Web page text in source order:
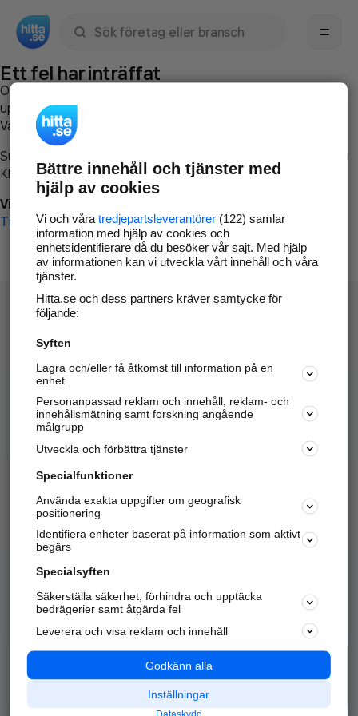
Ett fel har inträffat
Om du vill kan du
uppstod så att vi lättare och snabbare kan avhjälpa det.
Vänligen försök med följande:
Surfa till
Klicka påTillbaka-knappen i webbläsaren och försök igen
Vi beklagar besväret!
Till startsidan
Hitta.se - Gratis nummerupplysning.
Sök företag, personer och platser.
Hitta telefonnummer, adresser, företagsinfo mm.
Marknadsför företaget
Kom igång och annonsera mot
samarbetspartners nära dig.
Alla kategorier
Populära sökningar
API & Kartor
Annonsera
Integritet
Nödnummer
Bättre innehåll och tjänster med
hjälp av cookies
Vi och våra tredjepartsleverantörer(122) samlar
information med hjälp av cookies och
enhetsidentifierare då du besöker vår sajt. Med hjälp
av informationen kan vi utveckla vårt innehåll och våra
tjänster.
Hitta.se och dess partners kräver samtycke för
följande:
Syften
Lagra och/eller få åtkomst till information på en
enhet
Personanpassad reklam och innehåll, reklam- och
innehållsmätning samt forskning angående
målgrupp
Utveckla och förbättra tjänster
Specialfunktioner
Använda exakta uppgifter om geografisk
positionering
Identifiera enheter baserat på information som aktivt
begärs
Specialsyften
Säkerställa säkerhet, förhindra och upptäcka
bedrägerier samt åtgärda fel
Leverera och visa reklam och innehåll
Godkänn alla
Inställningar
Dataskydd